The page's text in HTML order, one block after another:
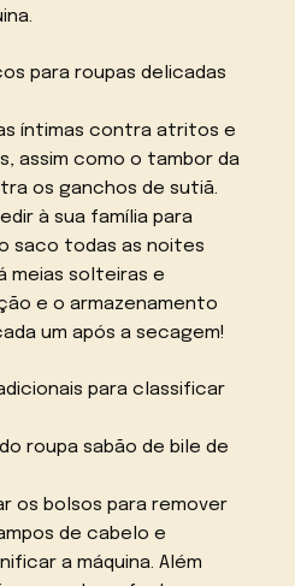
para roupas delicadas
íntimas contra atritos e
assim como o tambor da
os ganchos de sutiã.
à sua família para
saco todas as noites
meias solteiras e
e o armazenamento
um após a secagem!
para classificar
roupa sabão de bile de
os bolsos para remover
de cabelo e
a máquina. Além